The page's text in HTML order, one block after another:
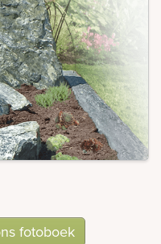
fotoboek